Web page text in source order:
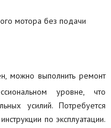
мотора без подачи
можно выполнить ремонт
уровне, что
усилий. Потребуется
по эксплуатации.